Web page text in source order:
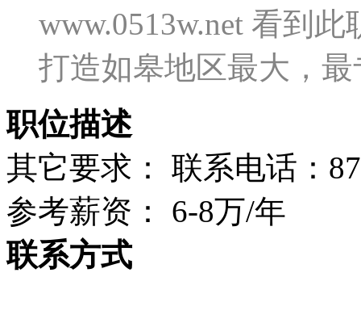
www.0513w.net 看到
打造如皋地区最大，
职位描述
其它要求： 联系电话：
参考薪资： 6-8万/年
联系方式